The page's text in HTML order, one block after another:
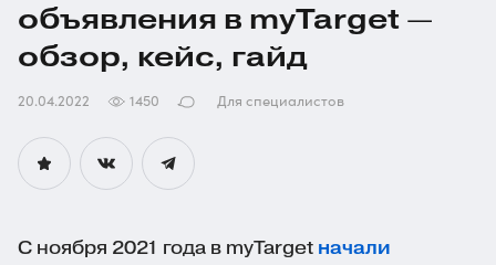
объявления в myTarget —
обзор, кейс, гайд
20.04.2022 1450 Для специалистов
С ноября 2021 года в myTarget начали